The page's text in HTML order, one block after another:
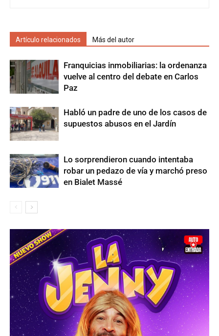
Artículo relacionados Más del autor
Franquicias inmobiliarias: la ordenanza
vuelve al centro del debate en Carlos
Paz
Habló un padre de uno de los casos de
supuestos abusos en el Jardín
Lo sorprendieron cuando intentaba
robar un pedazo de vía y marchó preso
en Bialet Massé